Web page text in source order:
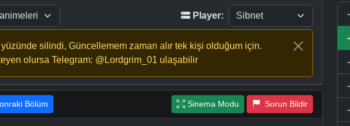
Player:
silindi, Güncellemem zaman alır tek kişi olduğum için.
olursa Telegram: @Lordgrim_01 ulaşabilir
Bölüm Sinema Modu Sorun Bildir